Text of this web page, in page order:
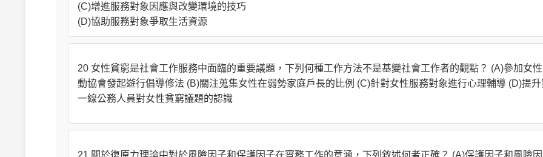
(C)增進服務對象因應與改變環境的技巧
(D)協助服務對象爭取生活資源
20 女性貧窮是社會工作服務中面臨的重要議題，下列何種工作方法不是基變社會工作者的觀點？ (A)參加女
動協會發起遊行倡導修法 (B)關注蒐集女性在弱勢家庭戶長的比例 (C)針對女性服務對象進行心理輔導 (D)提升
一線公務人員對女性貧窮議題的認識
21 關於復原力理論中對於風險因子和保護因子在實務工作的意涵，下列敘述何者正確？ (A)保護因子和風險